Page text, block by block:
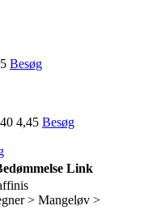
Besøg
4,45 Besøg
Link
> Mangeløv >